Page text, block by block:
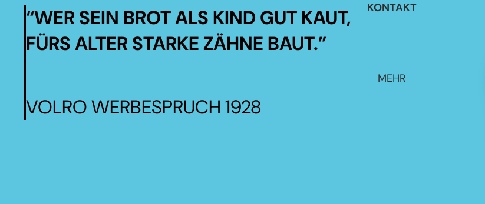
KONTAKT
MEHR
“WER SEIN BROT ALS KIND GUT KAUT,
FÜRS ALTER STARKE ZÄHNE BAUT.”
VOLRO WERBESPRUCH 1928